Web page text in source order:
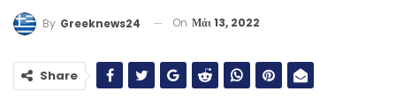
By Greeknews24 On Μάι 13, 2022
Share